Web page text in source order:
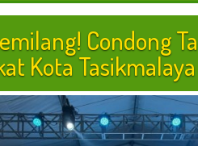
Condong
Kota Tasikmalaya